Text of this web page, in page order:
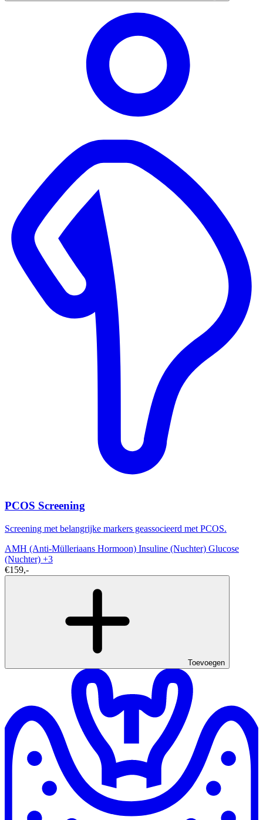
PCOS Screening
Screening met belangrijke markers geassocieerd met PCOS.
AMH (Anti-Mülleriaans Hormoon) Insuline (Nuchter) Glucose
(Nuchter) +3
€159,-
Toevoegen